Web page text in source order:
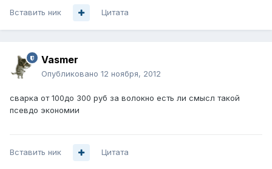
Вставить ник Цитата
Vasmer
Опубликовано 12 ноября, 2012
сварка от 100до 300 руб за волокно есть ли смысл такой
псевдо экономии
Вставить ник Цитата